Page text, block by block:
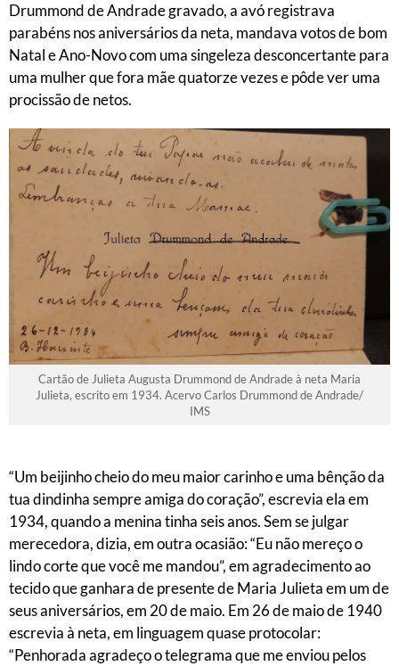
Drummond de Andrade gravado, a avó registrava
parabéns nos aniversários da neta, mandava votos de bom
Natal e Ano-Novo com uma singeleza desconcertante para
uma mulher que fora mãe quatorze vezes e pôde ver uma
procissão de netos.
Cartão de Julieta Augusta Drummond de Andrade à neta Maria
Julieta, escrito em 1934. Acervo Carlos Drummond de Andrade/
IMS
“Um beijinho cheio do meu maior carinho e uma bênção da
tua dindinha sempre amiga do coração”, escrevia ela em
1934, quando a menina tinha seis anos. Sem se julgar
merecedora, dizia, em outra ocasião: “Eu não mereço o
lindo corte que você me mandou”, em agradecimento ao
tecido que ganhara de presente de Maria Julieta em um de
seus aniversários, em 20 de maio. Em 26 de maio de 1940
escrevia à neta, em linguagem quase protocolar:
“Penhorada agradeço o telegrama que me enviou pelos